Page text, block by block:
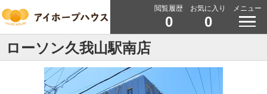
閲覧履歴
0
お気に入り
0
メニュー
ローソン久我山駅南店